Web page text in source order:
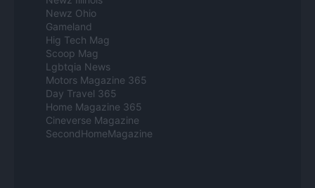
Newz Ohio
Gameland
Hig Tech Mag
Scoop Mag
Lgbtqia News
Motors Magazine 365
Day Travel 365
Home Magazine 365
Cineverse Magazine
SecondHomeMagazine